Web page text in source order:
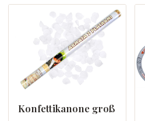
Konfettikanone groß